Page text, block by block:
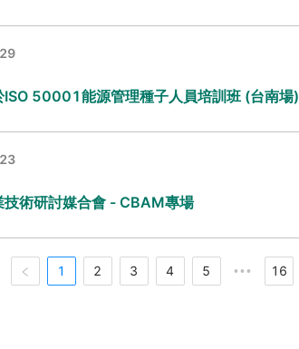
ISO 50001能源管理種子人員培訓班 (台南場)
技術研討媒合會 - CBAM專場
1 2 3 4 5 ••• 16